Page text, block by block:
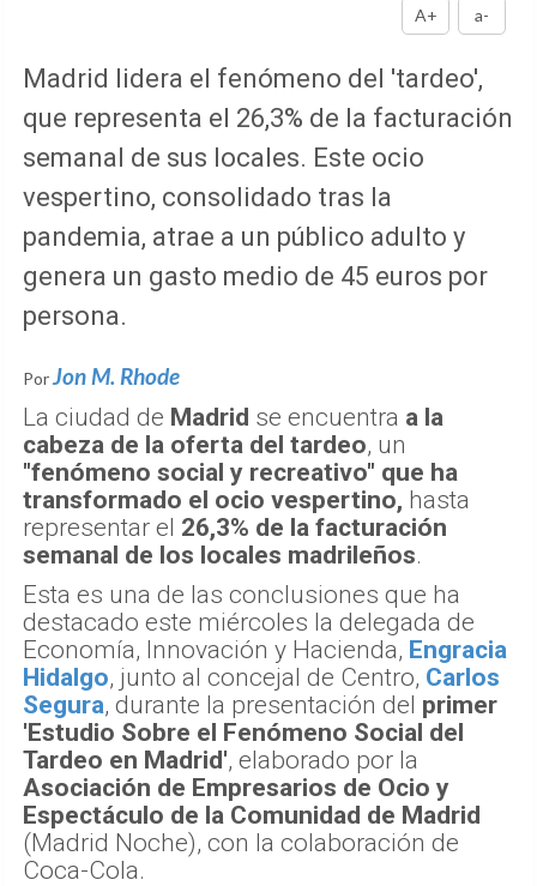
A+
a-
Madrid lidera el fenómeno del 'tardeo',
que representa el 26,3% de la facturación
semanal de sus locales. Este ocio
vespertino, consolidado tras la
pandemia, atrae a un público adulto y
genera un gasto medio de 45 euros por
persona.
PorJon M. Rhode
La ciudad de Madrid se encuentra a la
cabeza de la oferta del tardeo, un
"fenómeno social y recreativo" que ha
transformado el ocio vespertino, hasta
representar el 26,3% de la facturación
semanal de los locales madrileños.
Esta es una de las conclusiones que ha
destacado este miércoles la delegada de
Economía, Innovación y Hacienda, Engracia
Hidalgo, junto al concejal de Centro, Carlos
Segura, durante la presentación del primer
'Estudio Sobre el Fenómeno Social del
Tardeo en Madrid', elaborado por la
Asociación de Empresarios de Ocio y
Espectáculo de la Comunidad de Madrid
(Madrid Noche), con la colaboración de
Coca-Cola.